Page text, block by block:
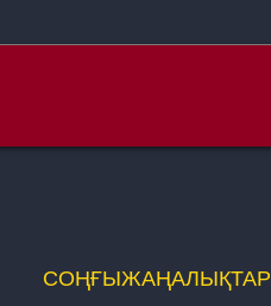
СОҢҒЫЖАҢАЛЫҚТАР